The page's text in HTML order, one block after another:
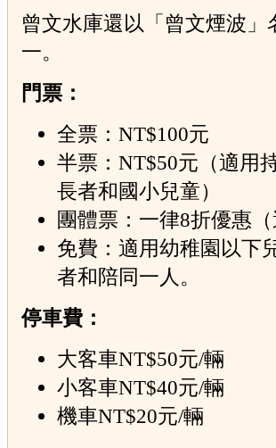
曾文水庫還以「曾文煙波」
一。
門票：
全票：NT$100元
半票：NT$50元（適用
長者和國小兒童）
團體票：一律8折優惠
免費：適用幼稚園以下
者和陪同一人。
停車費：
大客車NT$50元/輛
小客車NT$40元/輛
機車NT$20元/輛